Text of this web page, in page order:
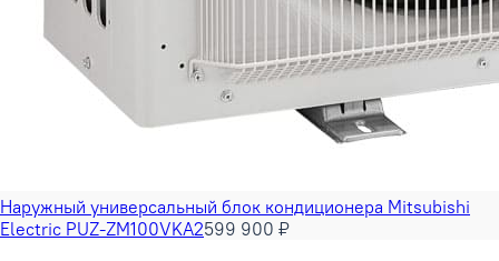
Наружный универсальный блок кондиционера Mitsubishi
Electric PUZ-ZM100VKA2599 900 ₽